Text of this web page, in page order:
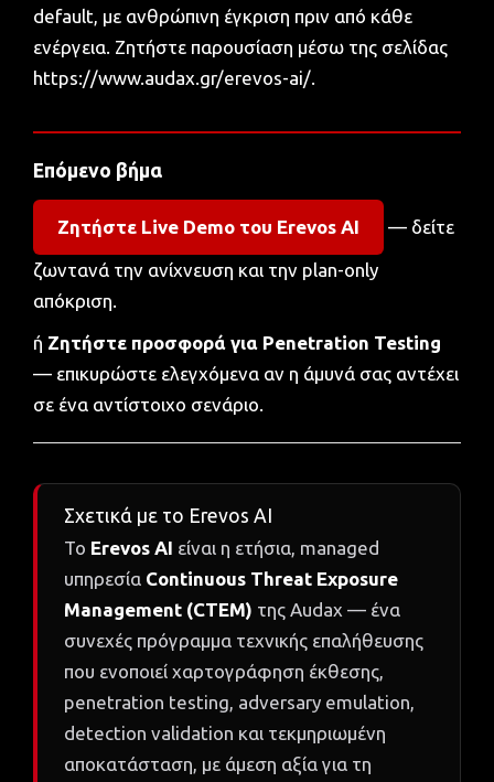
default, με ανθρώπινη έγκριση πριν από κάθε
ενέργεια. Ζητήστε παρουσίαση μέσω της σελίδας
https://www.audax.gr/erevos-ai/
Επόμενο βήμα
Ζητήστε Live Demo του Erevos AI — δείτε
ζωντανά την ανίχνευση και την plan-only
απόκριση.
ή Ζητήστε προσφορά για Penetration Testing
— επικυρώστε ελεγχόμενα αν η άμυνά σας αντέχει
σε ένα αντίστοιχο σενάριο.
Σχετικά με το Erevos AI
Το Erevos AI είναι η ετήσια, managed
υπηρεσία Continuous Threat Exposure
Management (CTEM) της Audax — ένα
συνεχές πρόγραμμα τεχνικής επαλήθευσης
που ενοποιεί χαρτογράφηση έκθεσης,
penetration testing, adversary emulation,
detection validation και τεκμηριωμένη
αποκατάσταση, με άμεση αξία για τη